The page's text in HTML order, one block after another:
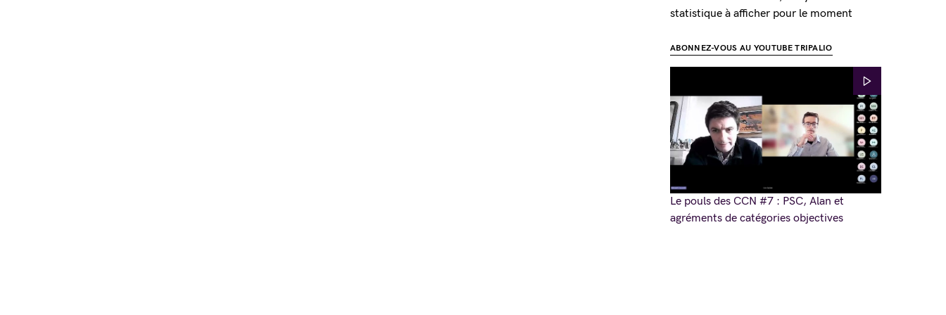
statistique à afficher pour le moment
ABONNEZ-VOUS AU YOUTUBE TRIPALIO
Le pouls des CCN #7 : PSC, Alan et
agréments de catégories objectives